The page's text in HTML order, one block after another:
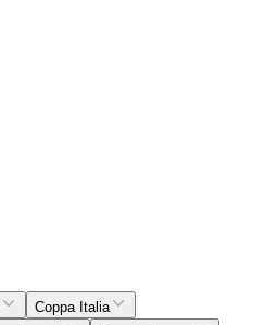
Coppa Italia